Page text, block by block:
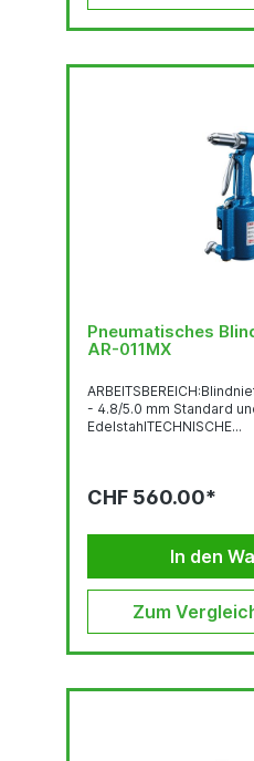
Pneumatisches
AR-011MX
- 4.8/5.0 mm Standard
EdelstahlTECHNISCHE...
CHF 560.00*
In den
Zum